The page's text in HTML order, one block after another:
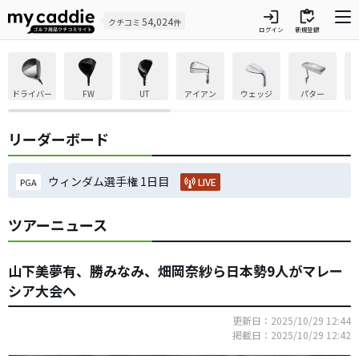
クチコミ 54,024件 login
ログイン
inventory
新規登録
ドライバー FW UT アイアン ウェッジ パター
リーダーボード
PGA ウィンダム選手権 1日目 LIVE
ツアーニュース
山下美夢有、勝みなみ、畑岡奈紗ら日本勢9人がマレー
シア大会へ
更新日：2025/10/29 12:44
掲載日：2025/10/29 12:42